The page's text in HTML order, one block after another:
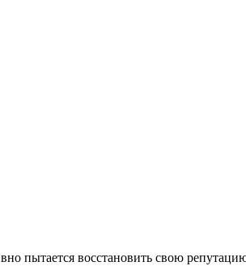
пытается восстановить свою